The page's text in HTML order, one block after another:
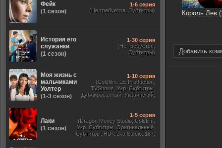
Король Лев
Добавить
Фейк
(1 сезон)
1-6 серия
(Не требуется, Субтитры)
История его
служанки
(1 сезон)
1-30 серия
(Не требуется,
Субтитры)
Моя жизнь с
мальчиками
Уолтер
(1-3 сезон)
1-10 серия
(Coldfilm, LE-Production,
TVShows, Укр. Субтитры,
Дублированный, Украинский,
Лаки
(1 сезон)
1-5 серия
(Dragon Money Studio, Coldfilm,
Укр. Субтитры, Оригинальный,
Субтитры, HDrezka Studio. 18+,